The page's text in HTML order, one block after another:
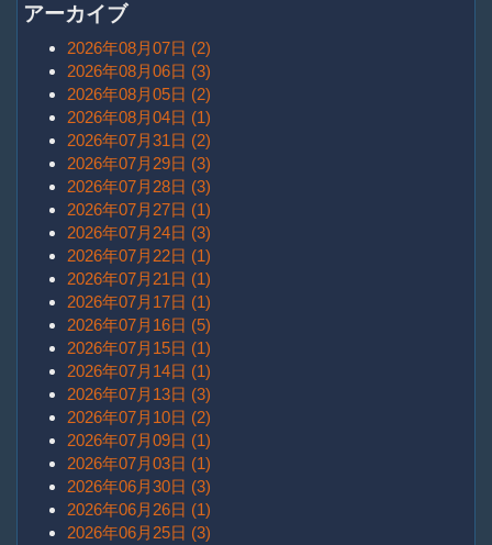
アーカイブ
2026年08月07日 (2)
2026年08月06日 (3)
2026年08月05日 (2)
2026年08月04日 (1)
2026年07月31日 (2)
2026年07月29日 (3)
2026年07月28日 (3)
2026年07月27日 (1)
2026年07月24日 (3)
2026年07月22日 (1)
2026年07月21日 (1)
2026年07月17日 (1)
2026年07月16日 (5)
2026年07月15日 (1)
2026年07月14日 (1)
2026年07月13日 (3)
2026年07月10日 (2)
2026年07月09日 (1)
2026年07月03日 (1)
2026年06月30日 (3)
2026年06月26日 (1)
2026年06月25日 (3)